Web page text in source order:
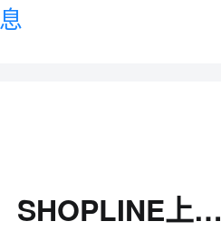
从找货到发货 一套流程全自动：SHOPLINE上新DSers 解锁跨境Dropshipping新玩法